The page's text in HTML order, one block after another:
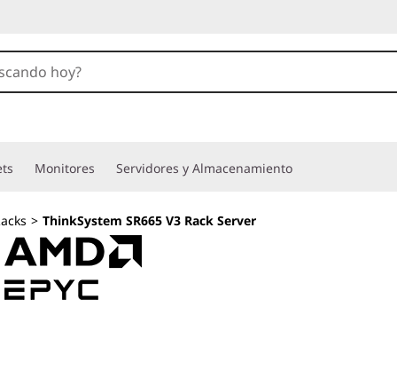
Monitores Servidores y Almacenamiento
> ThinkSystem SR665 V3 Rack Server